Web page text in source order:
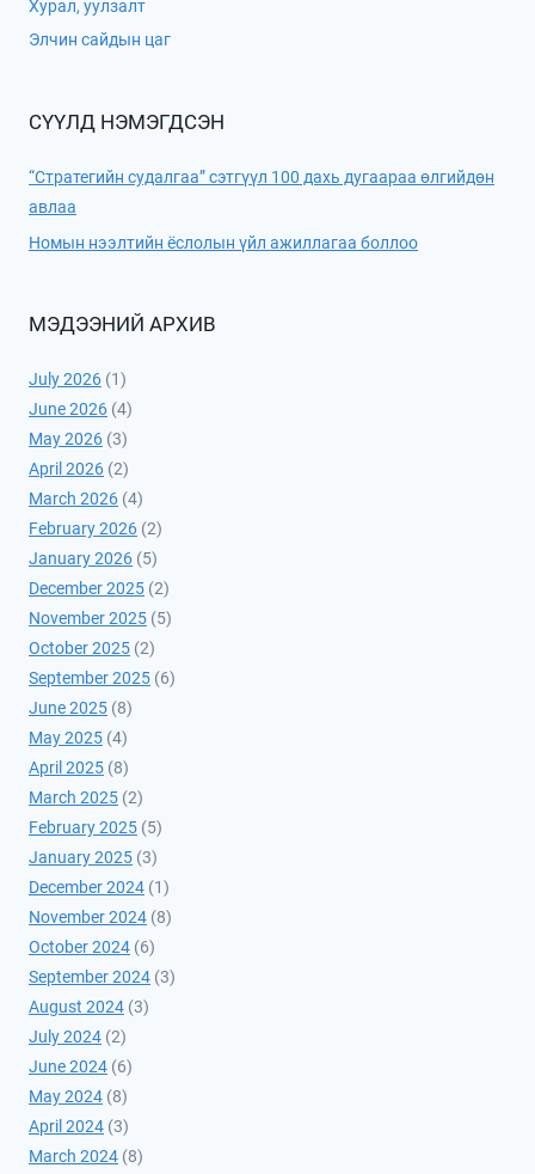
Хурал, уулзалт
Элчин сайдын цаг
СҮҮЛД НЭМЭГДСЭН
“Стратегийн судалгаа” сэтгүүл 100 дахь дугаараа өлгийдөн
авлаа
Номын нээлтийн ёслолын үйл ажиллагаа боллоо
МЭДЭЭНИЙ АРХИВ
July 2026 (1)
June 2026 (4)
May 2026 (3)
April 2026 (2)
March 2026 (4)
February 2026 (2)
January 2026 (5)
December 2025 (2)
November 2025 (5)
October 2025 (2)
September 2025 (6)
June 2025 (8)
May 2025 (4)
April 2025 (8)
March 2025 (2)
February 2025 (5)
January 2025 (3)
December 2024 (1)
November 2024 (8)
October 2024 (6)
September 2024 (3)
August 2024 (3)
July 2024 (2)
June 2024 (6)
May 2024 (8)
April 2024 (3)
March 2024 (8)